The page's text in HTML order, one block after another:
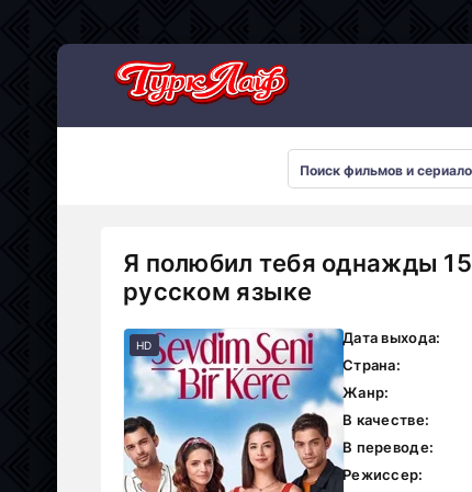
Я полюбил тебя однажды
русском языке
HD Дата выхода:
Страна:
Жанр:
В качестве:
В переводе:
Режиссер:
Сериалы 2026